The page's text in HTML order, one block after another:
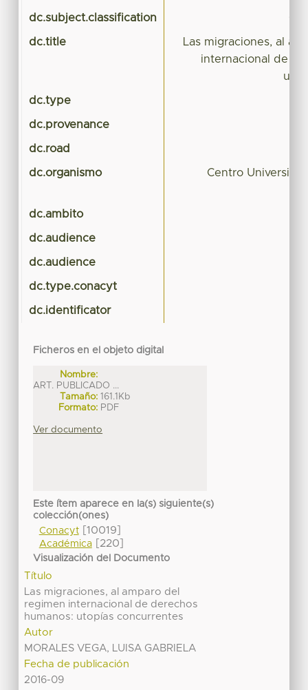
dc.subject.classification
dc.title
Las migraciones, al
internacional de
dc.type
dc.provenance
dc.road
dc.organismo Centro
dc.ambito
dc.audience
dc.audience
dc.type.conacyt
dc.identificator
Ficheros en el objeto digital
Nombre:
ART. PUBLICADO ...
Tamaño: 161.1Kb
Formato: PDF
Ver documento
Este ítem aparece en la(s) siguiente(s)
colección(ones)
Conacyt[10019]
Académica[220]
Visualización del Documento
Título
Las migraciones, al amparo del
regimen internacional de derechos
humanos: utopías concurrentes
Autor
MORALES VEGA, LUISA GABRIELA
Fecha de publicación
2016-09